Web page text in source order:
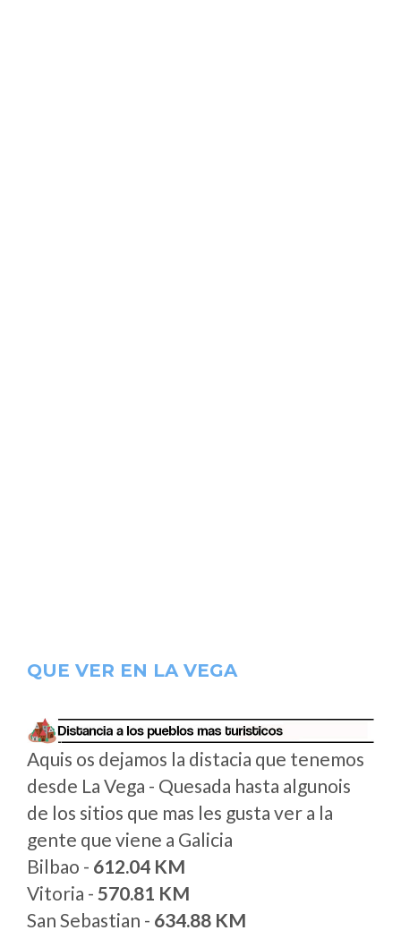
QUE VER EN LA VEGA
Aquis os dejamos la distacia que tenemos
desde La Vega - Quesada hasta algunois
de los sitios que mas les gusta ver a la
gente que viene a Galicia
Bilbao - 612.04 KM
Vitoria - 570.81 KM
San Sebastian - 634.88 KM